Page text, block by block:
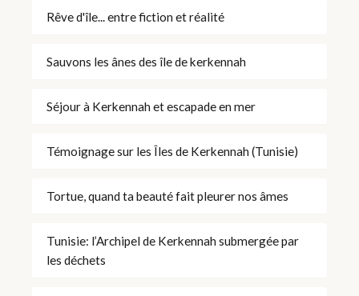
Rêve d'île... entre fiction et réalité
Sauvons les ânes des île de kerkennah
Séjour à Kerkennah et escapade en mer
Témoignage sur les Îles de Kerkennah (Tunisie)
Tortue, quand ta beauté fait pleurer nos âmes
Tunisie: l’Archipel de Kerkennah submergée par
les déchets